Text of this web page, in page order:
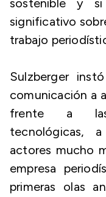
sostenible y
significativo
trabajo
Sulzberger
comunicación a
frente a las
tecnológicas,
actores mucho
empresa
primeras olas